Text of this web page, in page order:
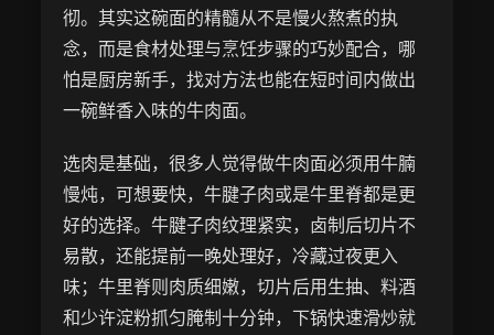
彻。其实这碗面的精髓从不是慢火熬煮的执
念，而是食材处理与烹饪步骤的巧妙配合，哪
怕是厨房新手，找对方法也能在短时间内做出
一碗鲜香入味的牛肉面。
选肉是基础，很多人觉得做牛肉面必须用牛腩
慢炖，可想要快，牛腱子肉或是牛里脊都是更
好的选择。牛腱子肉纹理紧实，卤制后切片不
易散，还能提前一晚处理好，冷藏过夜更入
味；牛里脊则肉质细嫩，切片后用生抽、料酒
和少许淀粉抓匀腌制十分钟，下锅快速滑炒就